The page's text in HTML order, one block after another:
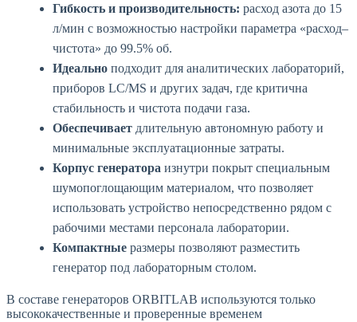
Гибкость и производительность: расход азота до 15
л/мин с возможностью настройки параметра «расход–
чистота» до 99.5% об.
Идеально подходит для аналитических лабораторий,
приборов LC/MS и других задач, где критична
стабильность и чистота подачи газа.
Обеспечивает длительную автономную работу и
минимальные эксплуатационные затраты.
Корпус генератора изнутри покрыт специальным
шумопоглощающим материалом, что позволяет
использовать устройство непосредственно рядом с
рабочими местами персонала лаборатории.
Компактные размеры позволяют разместить
генератор под лабораторным столом.
В составе генераторов ORBITLAB используются только
высококачественные и проверенные временем